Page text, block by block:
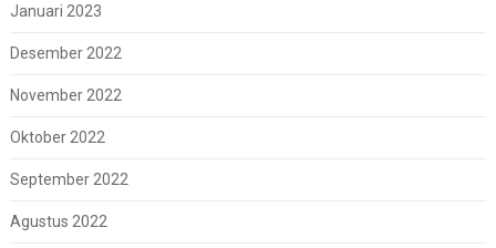
Januari 2023
Desember 2022
November 2022
Oktober 2022
September 2022
Agustus 2022